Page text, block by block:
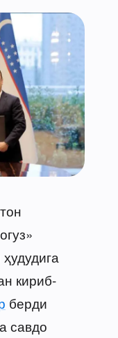
кириб-
берди
савдо